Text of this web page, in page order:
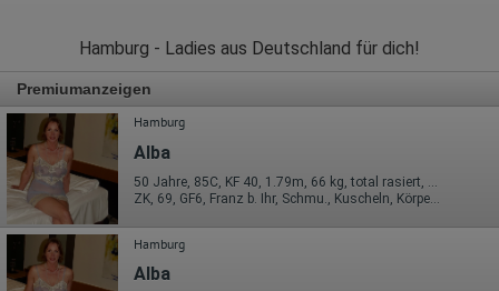
Hamburg - Ladies aus Deutschland für dich!
Premiumanzeigen
Hamburg
Alba
ZK, 69, GF6, Franz b. Ihr, Schmu., Kuscheln, Körperküs., DSa
Hamburg
Alba